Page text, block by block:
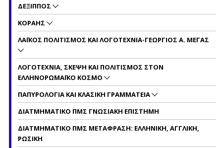
ΔΕΞΙΠΠΟΣ
ΚΟΡΑΗΣ
ΛΑΪΚΟΣ ΠΟΛΙΤΙΣΜΟΣ ΚΑΙ ΛΟΓΟΤΕΧΝΙΑ-ΓΕΩΡΓΙΟΣ Α. ΜΕΓΑΣ
ΛΟΓΟΤΕΧΝΙΑ, ΣΚΕΨΗ ΚΑΙ ΠΟΛΙΤΙΣΜΟΣ ΣΤΟΝ
ΕΛΛΗΝΟΡΩΜΑΪΚΟ ΚΟΣΜΟ
ΠΑΠΥΡΟΛΟΓΙΑ ΚΑΙ ΚΛΑΣΙΚΗ ΓΡΑΜΜΑΤΕΙΑ
ΔΙΑΤΜΗΜΑΤΙΚΟ ΠΜΣ ΓΝΩΣΙΑΚΗ ΕΠΙΣΤΗΜΗ
ΔΙΑΤΜΗΜΑΤΙΚΟ ΠΜΣ ΜΕΤΑΦΡΑΣΗ: ΕΛΛΗΝΙΚΗ, ΑΓΓΛΙΚΗ,
ΡΩΣΙΚΗ